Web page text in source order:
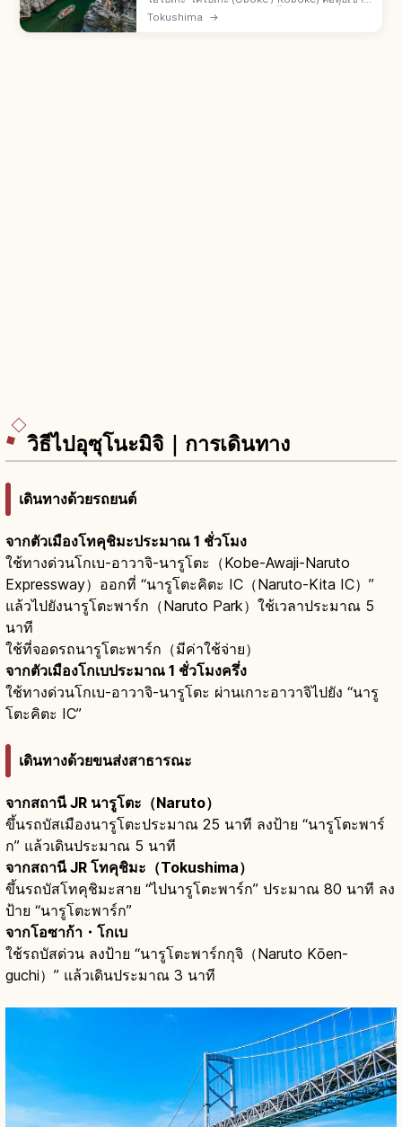
เมืองมิโยชิ จ.โทคุชิมะ จากแม่น้ำโยชิโนะกัดเซาะหิน
Tokushima →
วิธีไปอุซุโนะมิจิ｜การเดินทาง
เดินทางด้วยรถยนต์
จากตัวเมืองโทคุชิมะประมาณ 1 ชั่วโมง
ใช้ทางด่วนโกเบ-อาวาจิ-นารูโตะ（Kobe-Awaji-Naruto
Expressway）ออกที่ “นารูโตะคิตะ IC（Naruto-Kita IC）”
แล้วไปยังนารูโตะพาร์ก（Naruto Park）ใช้เวลาประมาณ 5
นาที
ใช้ที่จอดรถนารูโตะพาร์ก（มีค่าใช้จ่าย）
จากตัวเมืองโกเบประมาณ 1 ชั่วโมงครึ่ง
ใช้ทางด่วนโกเบ-อาวาจิ-นารูโตะ ผ่านเกาะอาวาจิไปยัง “นารู
โตะคิตะ IC”
เดินทางด้วยขนส่งสาธารณะ
จากสถานี JR นารูโตะ（Naruto）
ขึ้นรถบัสเมืองนารูโตะประมาณ 25 นาที ลงป้าย “นารูโตะพาร์
ก” แล้วเดินประมาณ 5 นาที
จากสถานี JR โทคุชิมะ（Tokushima）
ขึ้นรถบัสโทคุชิมะสาย “ไปนารูโตะพาร์ก” ประมาณ 80 นาที ลง
ป้าย “นารูโตะพาร์ก”
จากโอซาก้า・โกเบ
ใช้รถบัสด่วน ลงป้าย “นารูโตะพาร์กกุจิ（Naruto Kōen-
guchi）” แล้วเดินประมาณ 3 นาที